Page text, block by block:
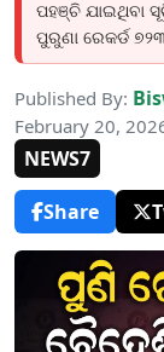
ପହଞ୍ଚି ଯାଇଥିବା
ପୁରୁଣା ରେକର୍ଡ
Published By:
February 20,
NEWS7
Share